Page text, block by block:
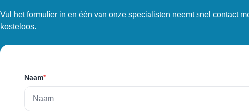
Vul het formulier in en één van onze specialisten neemt snel contact
kosteloos.
Naam*